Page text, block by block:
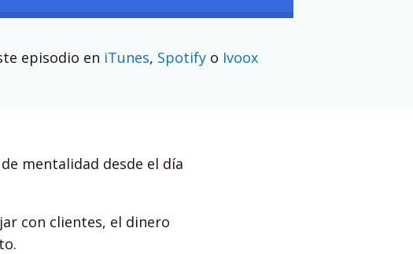
episodio en iTunes, Spotify o Ivoox
mentalidad desde el día
con clientes, el dinero